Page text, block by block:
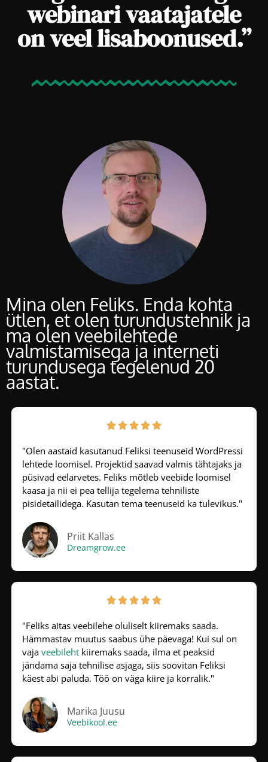
webinari vaatajatele
on veel lisaboonused.”
Mina olen Feliks. Enda kohta
ütlen, et olen turundustehnik ja
ma olen veebilehtede
valmistamisega ja interneti
turundusega tegelenud 20
aastat.

"Olen aastaid kasutanud Feliksi teenuseid WordPressi
lehtede loomisel. Projektid saavad valmis tähtajaks ja
püsivad eelarvetes. Feliks mõtleb veebide loomisel
kaasa ja nii ei pea tellija tegelema tehniliste
pisidetailidega. Kasutan tema teenuseid ka tulevikus."
Priit Kallas
Dreamgrow.ee

"Feliks aitas veebilehe oluliselt kiiremaks saada.
Hämmastav muutus saabus ühe päevaga! Kui sul on
vaja veebileht kiiremaks saada, ilma et peaksid
jändama saja tehnilise asjaga, siis soovitan Feliksi
käest abi paluda. Töö on väga kiire ja korralik."
Marika Juusu
Veebikool.ee